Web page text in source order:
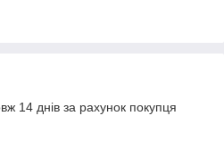
14 днів за рахунок покупця